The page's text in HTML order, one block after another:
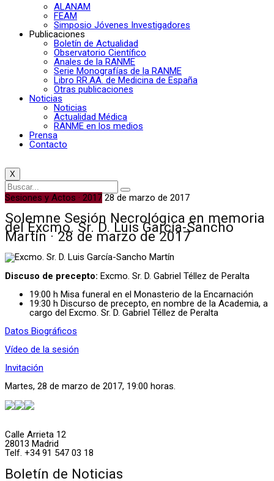
ALANAM
FEAM
Simposio Jóvenes Investigadores
Publicaciones
Boletín de Actualidad
Observatorio Científico
Anales de la RANME
Serie Monografías de la RANME
Libro RR.AA. de Medicina de España
Otras publicaciones
Noticias
Noticias
Actualidad Médica
RANME en los medios
Prensa
Contacto
X
Sesiones y Actos · 2017 28 de marzo de 2017
Solemne Sesión Necrológica en memoria
del Excmo. Sr. D. Luis García-Sancho
Martín · 28 de marzo de 2017
Discuso de precepto: Excmo. Sr. D. Gabriel Téllez de Peralta
19:00 h Misa funeral en el Monasterio de la Encarnación
19:30 h Discurso de precepto, en nombre de la Academia, a
cargo del Excmo. Sr. D. Gabriel Téllez de Peralta
Datos Biográficos
Vídeo de la sesión
Invitación
Martes, 28 de marzo de 2017, 19:00 horas.
Calle Arrieta 12
28013 Madrid
Telf. +34 91 547 03 18
Boletín de Noticias